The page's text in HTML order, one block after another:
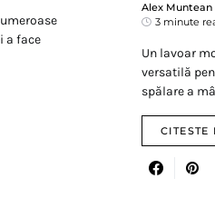
a face
Alex Muntean
3 minute
Un lavoar
versatilă
spălare a